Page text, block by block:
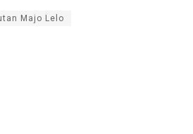
Majo Lelo